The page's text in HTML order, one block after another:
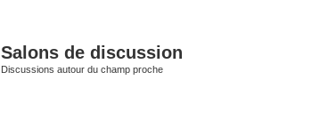
Salons de discussion
Discussions autour du champ proche